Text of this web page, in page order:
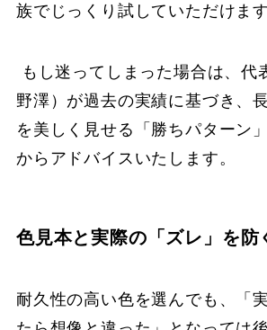
族でじっくり試していただけます
もし迷ってしまった場合は、代
野澤）が過去の実績に基づき、
を美しく見せる「勝ちパターン
からアドバイスいたします。
色見本と実際の「ズレ」を防
耐久性の高い色を選んでも、「